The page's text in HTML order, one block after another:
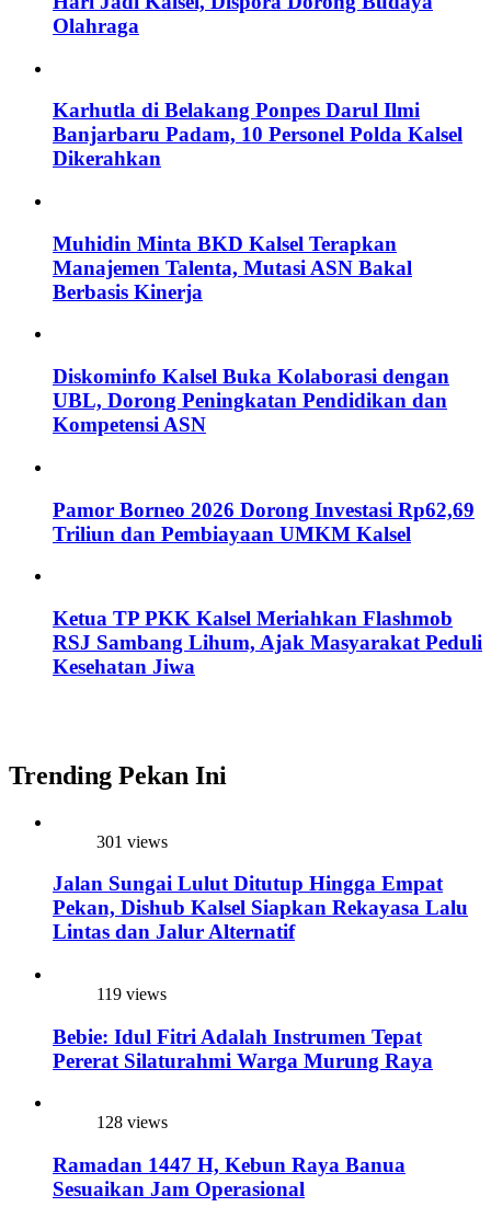
Olahraga
Karhutla di Belakang Ponpes Darul Ilmi
Banjarbaru Padam, 10 Personel Polda Kalsel
Dikerahkan
Muhidin Minta BKD Kalsel Terapkan
Manajemen Talenta, Mutasi ASN Bakal
Berbasis Kinerja
Diskominfo Kalsel Buka Kolaborasi dengan
UBL, Dorong Peningkatan Pendidikan dan
Kompetensi ASN
Pamor Borneo 2026 Dorong Investasi Rp62,69
Triliun dan Pembiayaan UMKM Kalsel
Ketua TP PKK Kalsel Meriahkan Flashmob
RSJ Sambang Lihum, Ajak Masyarakat Peduli
Kesehatan Jiwa
Trending Pekan Ini
301 views
Jalan Sungai Lulut Ditutup Hingga Empat
Pekan, Dishub Kalsel Siapkan Rekayasa Lalu
Lintas dan Jalur Alternatif
119 views
Bebie: Idul Fitri Adalah Instrumen Tepat
Pererat Silaturahmi Warga Murung Raya
128 views
Ramadan 1447 H, Kebun Raya Banua
Sesuaikan Jam Operasional